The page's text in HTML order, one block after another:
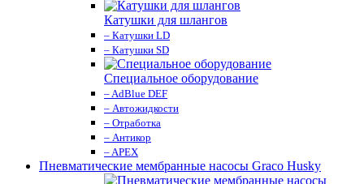
Катушки для шлангов
– Катушки LD
– Катушки SD
Специальное оборудование
– AdBlue DEF
– Автожидкости
– Отработка
– Антикор
– APEX
Пневматические мембранные насосы Graco Husky